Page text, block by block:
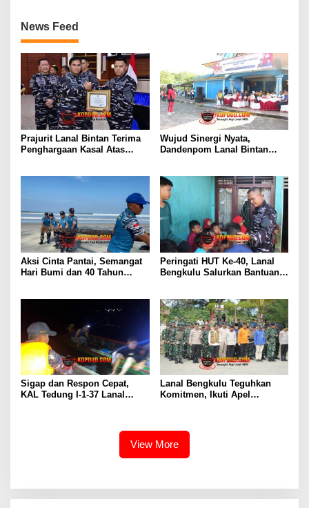
News Feed
Prajurit Lanal Bintan Terima
Penghargaan Kasal Atas
Wujud Sinergi Nyata,
Dandenpom Lanal Bintan
Aksi Cinta Pantai, Semangat
Hari Bumi dan 40 Tahun
Peringati HUT Ke-40, Lanal
Bengkulu Salurkan Bantuan
Sigap dan Respon Cepat,
KAL Tedung I-1-37 Lanal
Lanal Bengkulu Teguhkan
Komitmen, Ikuti Apel
View More